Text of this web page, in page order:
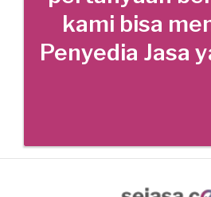
kami bisa
Penyedia Jasa